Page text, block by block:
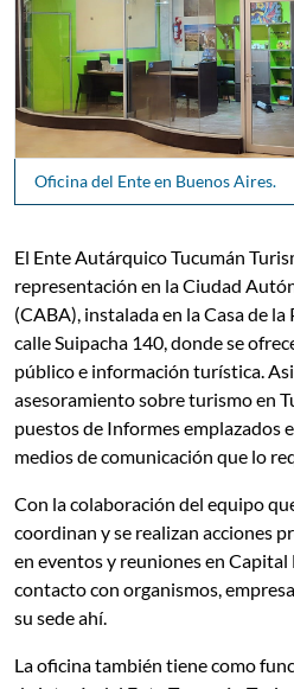
Oficina del Ente en Buenos Aires.
El Ente Autárquico Tucumán
representación en la Ciudad
(CABA), instalada en la Casa de
calle Suipacha 140, donde se
público e información turística.
asesoramiento sobre turismo en
puestos de Informes emplazados
medios de comunicación que lo
Con la colaboración del equipo
coordinan y se realizan acciones
en eventos y reuniones en Capital
contacto con organismos,
su sede ahí.
La oficina también tiene como